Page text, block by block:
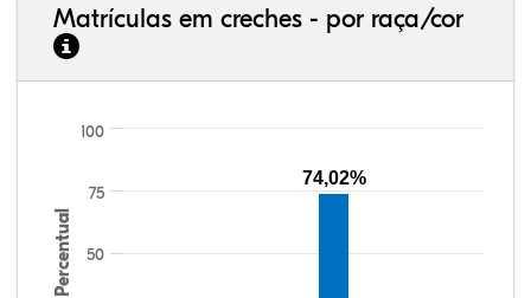
Matrículas em creches - por raça/cor
Percentual 50
75
100
74,02%
7,54%
3,53%
0,31%
84,77%
1,36%
2,50%
33,06%
7,95%
0,46%
55,81%
1,22%
1,50%